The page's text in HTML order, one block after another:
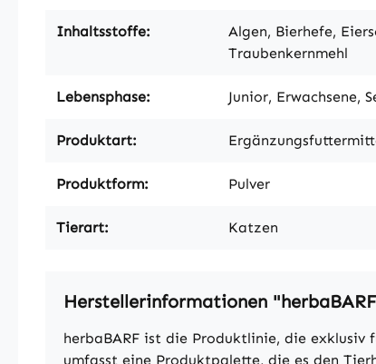
Inhaltsstoffe:
Algen, Bierhefe,
Traubenkernmehl
Lebensphase: Junior, Erwachsene,
Produktart:
Produktform: Pulver
Tierart: Katzen
Herstellerinformationen
herbaBARF ist die Produktlinie, die exklusiv
umfasst eine Produktpalette, die es den